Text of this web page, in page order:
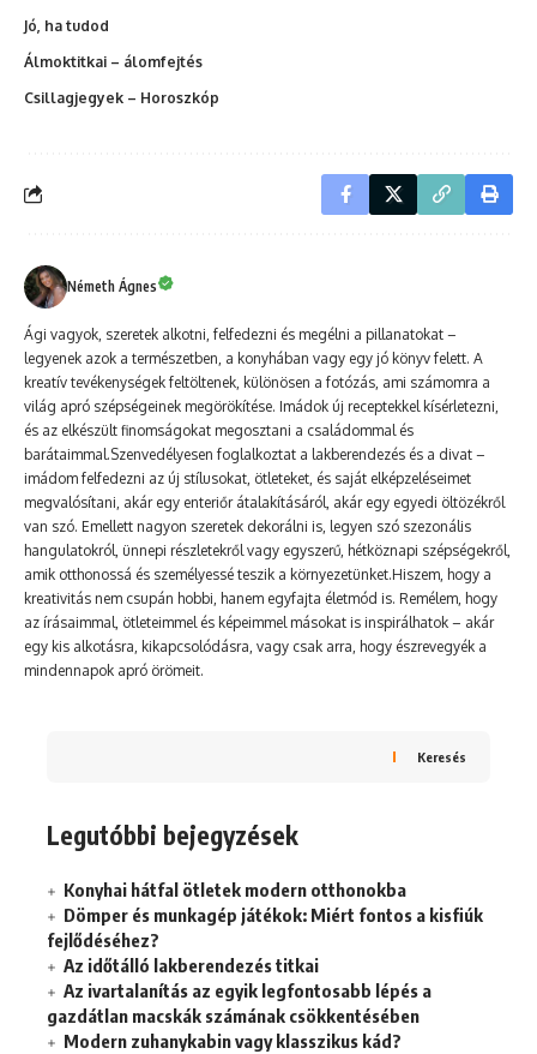
Jó, ha tudod
Álmoktitkai – álomfejtés
Csillagjegyek – Horoszkóp
Németh Ágnes
Ági vagyok, szeretek alkotni, felfedezni és megélni a pillanatokat –
legyenek azok a természetben, a konyhában vagy egy jó könyv felett. A
kreatív tevékenységek feltöltenek, különösen a fotózás, ami számomra a
világ apró szépségeinek megörökítése. Imádok új receptekkel kísérletezni,
és az elkészült finomságokat megosztani a családommal és
barátaimmal.Szenvedélyesen foglalkoztat a lakberendezés és a divat –
imádom felfedezni az új stílusokat, ötleteket, és saját elképzeléseimet
megvalósítani, akár egy enteriőr átalakításáról, akár egy egyedi öltözékről
van szó. Emellett nagyon szeretek dekorálni is, legyen szó szezonális
hangulatokról, ünnepi részletekről vagy egyszerű, hétköznapi szépségekről,
amik otthonossá és személyessé teszik a környezetünket.Hiszem, hogy a
kreativitás nem csupán hobbi, hanem egyfajta életmód is. Remélem, hogy
az írásaimmal, ötleteimmel és képeimmel másokat is inspirálhatok – akár
egy kis alkotásra, kikapcsolódásra, vagy csak arra, hogy észrevegyék a
mindennapok apró örömeit.
Keresés
Legutóbbi bejegyzések
Konyhai hátfal ötletek modern otthonokba
Dömper és munkagép játékok: Miért fontos a kisfiúk
fejlődéséhez?
Az időtálló lakberendezés titkai
Az ivartalanítás az egyik legfontosabb lépés a
gazdátlan macskák számának csökkentésében
Modern zuhanykabin vagy klasszikus kád?